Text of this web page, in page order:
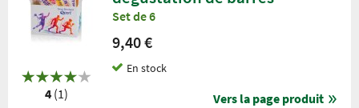
4(1)
Set de 6
9,40 €
En stock
Vers la page produit